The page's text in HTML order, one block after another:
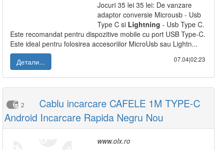
Jocuri 35 lei 35 lei: De vanzare
adaptor conversie Microusb - Usb
Type C si Lightning - Usb Type C.
Este recomandat pentru dispozitive mobile cu port USB Type-C.
Este ideal pentru folosirea accesoriilor MicroUsb sau Lightn...
Детали...
07.04|02:23
2
Cablu incarcare CAFELE 1M TYPE-C
Android Incarcare Rapida Negru Nou
www.olx.ro